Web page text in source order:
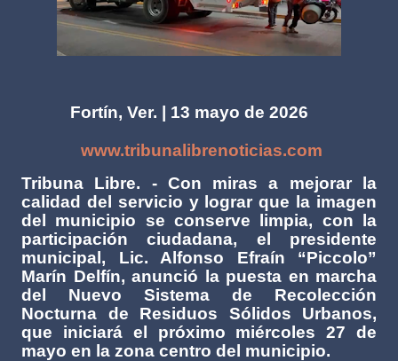
Fortín, Ver. | 13 mayo de 2026
www.tribunalibrenoticias.com
Tribuna Libre. - Con miras a mejorar la
calidad del servicio y lograr que la imagen
del municipio se conserve limpia, con la
participación ciudadana, el presidente
municipal, Lic. Alfonso Efraín “Piccolo”
Marín Delfín, anunció la puesta en marcha
del Nuevo Sistema de Recolección
Nocturna de Residuos Sólidos Urbanos,
que iniciará el próximo miércoles 27 de
mayo en la zona centro del municipio.